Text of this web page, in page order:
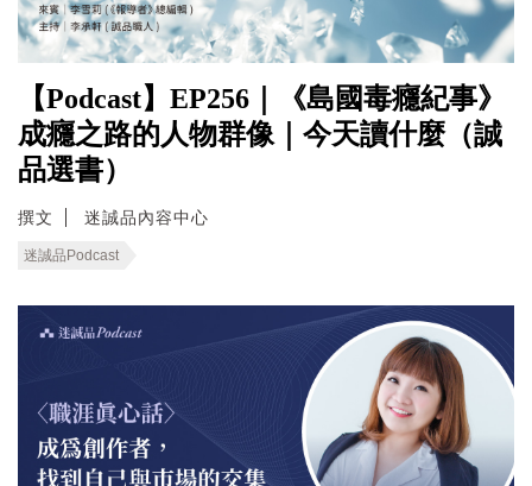
【Podcast】EP256｜《島國毒癮紀事》
成癮之路的人物群像｜今天讀什麼（誠
品選書）
撰文 迷誠品內容中心
迷誠品Podcast